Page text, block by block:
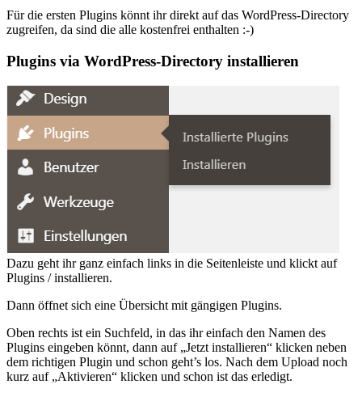
Für die ersten Plugins könnt ihr direkt auf das WordPress-Directory
zugreifen, da sind die alle kostenfrei enthalten :-)
Plugins via WordPress-Directory installieren
Dazu geht ihr ganz einfach links in die Seitenleiste und klickt auf
Plugins / installieren.
Dann öffnet sich eine Übersicht mit gängigen Plugins.
Oben rechts ist ein Suchfeld, in das ihr einfach den Namen des
Plugins eingeben könnt, dann auf „Jetzt installieren“ klicken neben
dem richtigen Plugin und schon geht’s los. Nach dem Upload noch
kurz auf „Aktivieren“ klicken und schon ist das erledigt.